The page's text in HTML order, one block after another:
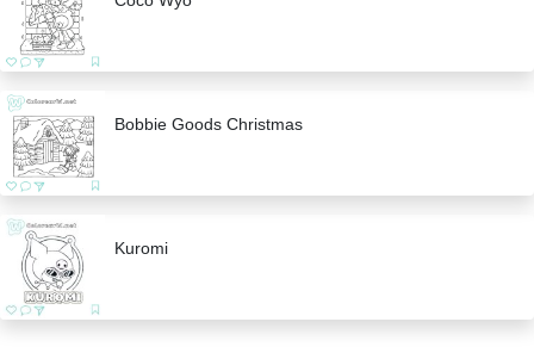
Bobbie Goods Christmas
Kuromi